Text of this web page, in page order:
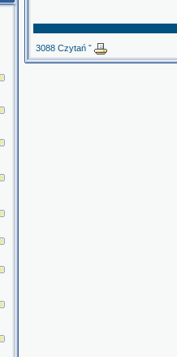
3088 Czytań ˇ